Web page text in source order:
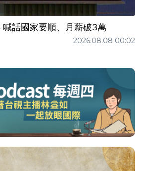
話國家要順、月薪破3萬
2026.08.08 00:02